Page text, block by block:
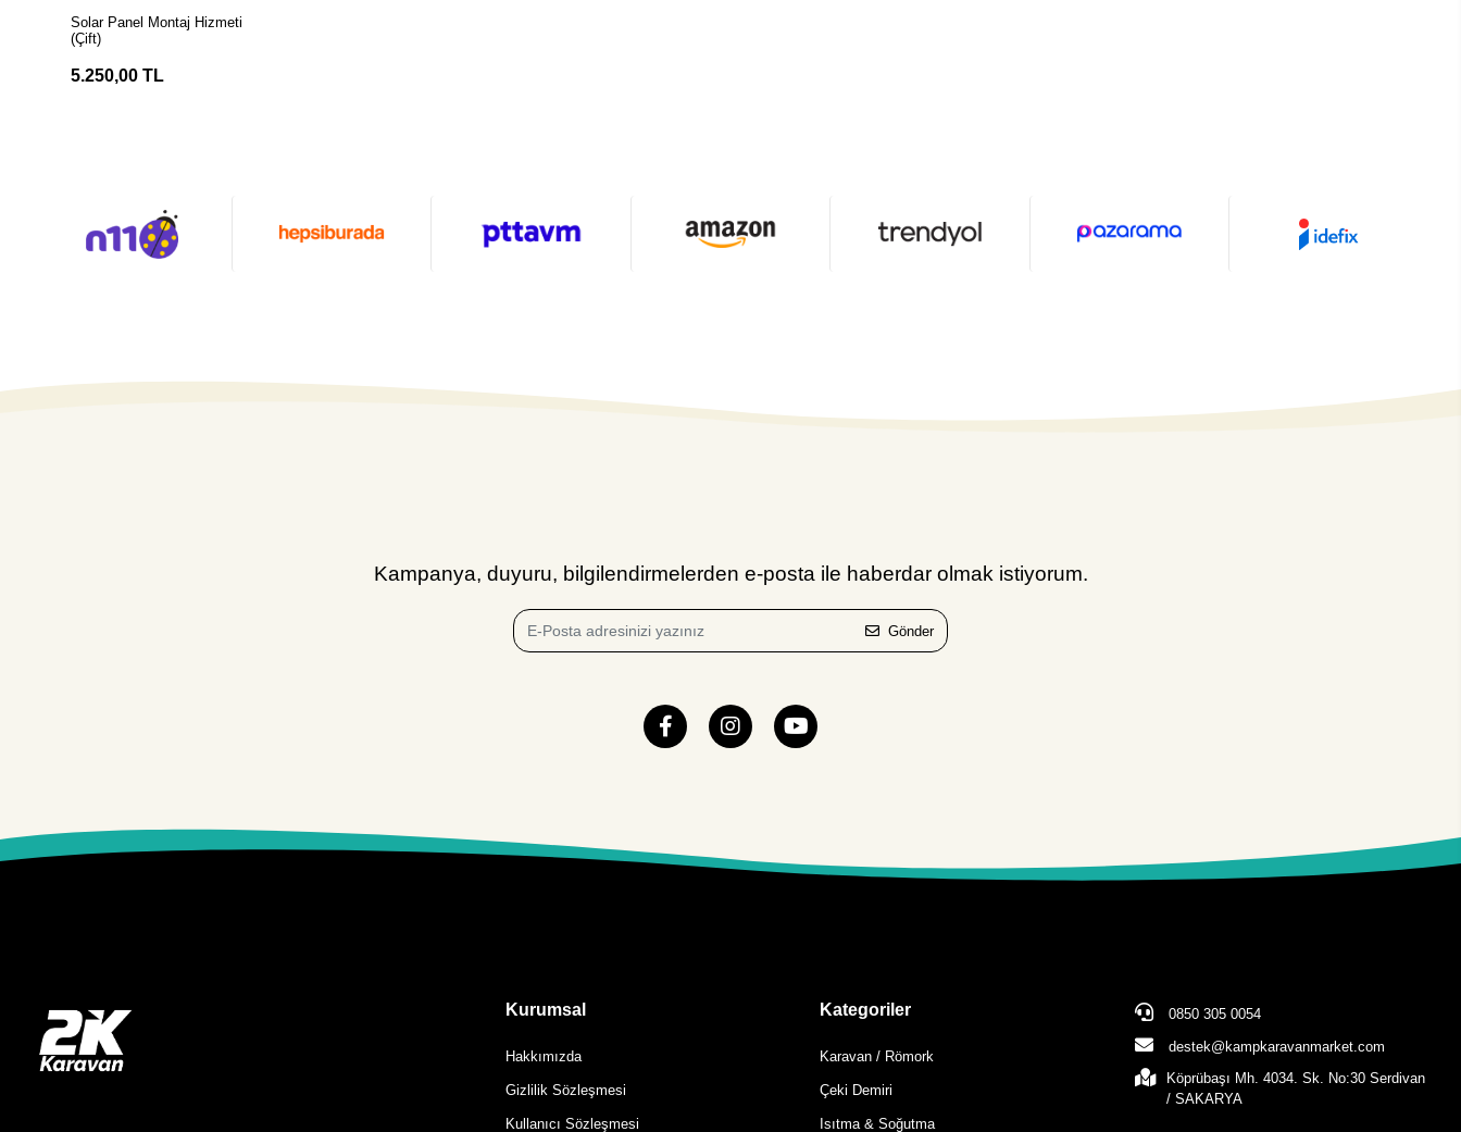
Solar Panel Montaj Hizmeti
(Çift)
5.250,00 TL
Kampanya, duyuru, bilgilendirmelerden e-posta ile haberdar olmak istiyorum.
Gönder
Kurumsal
Hakkımızda
Gizlilik Sözleşmesi
Kullanıcı Sözleşmesi
Kategoriler
Karavan / Römork
Çeki Demiri
Isıtma & Soğutma
0850 305 0054
destek@kampkaravanmarket.com
Köprübaşı Mh. 4034. Sk. No:30 Serdivan
/ SAKARYA